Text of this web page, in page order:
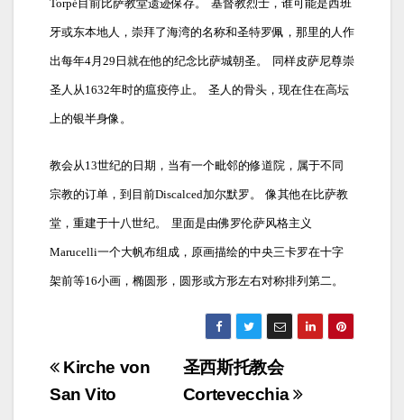
Torpé目前比萨教堂遗迹保存。 基督教烈士，谁可能是西班
牙或东本地人，崇拜了海湾的名称和圣特罗佩，那里的人作
出每年4月29日就在他的纪念比萨城朝圣。 同样皮萨尼尊崇
圣人从1632年时的瘟疫停止。 圣人的骨头，现在住在高坛
上的银半身像。
教会从13世纪的日期，当有一个毗邻的修道院，属于不同
宗教的订单，到目前Discalced加尔默罗。 像其他在比萨教
堂，重建于十八世纪。 里面是由佛罗伦萨风格主义
Marucelli一个大帆布组成，原画描绘的中央三卡罗在十字
架前等16小画，椭圆形，圆形或方形左右对称排列第二。
Navigazione
articoli
圣西斯托教会
Cortevecchia
Kirche von
San Vito